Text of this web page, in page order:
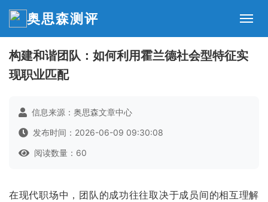
奥思森测评
构建和谐团队：如何利用霍兰德社会型特征实
现职业匹配
信息来源：奥思森文章中心
发布时间：2026-06-09 09:30:08
阅读数量：60
在现代职场中，团队的成功往往取决于成员间的相互理解